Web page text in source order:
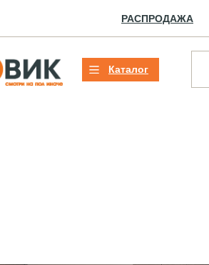
РАСПРОДАЖА
Каталог